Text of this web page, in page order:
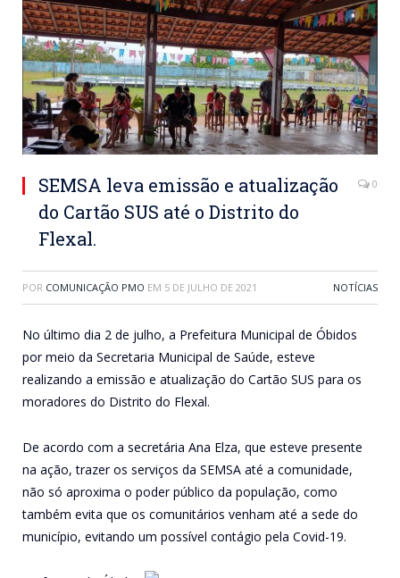
SEMSA leva emissão e atualização
do Cartão SUS até o Distrito do
Flexal.
0
POR COMUNICAÇÃO PMO EM 5 DE JULHO DE 2021 NOTÍCIAS
No último dia 2 de julho, a Prefeitura Municipal de Óbidos
por meio da Secretaria Municipal de Saúde, esteve
realizando a emissão e atualização do Cartão SUS para os
moradores do Distrito do Flexal.
De acordo com a secretária Ana Elza, que esteve presente
na ação, trazer os serviços da SEMSA até a comunidade,
não só aproxima o poder público da população, como
também evita que os comunitários venham até a sede do
município, evitando um possível contágio pela Covid-19.